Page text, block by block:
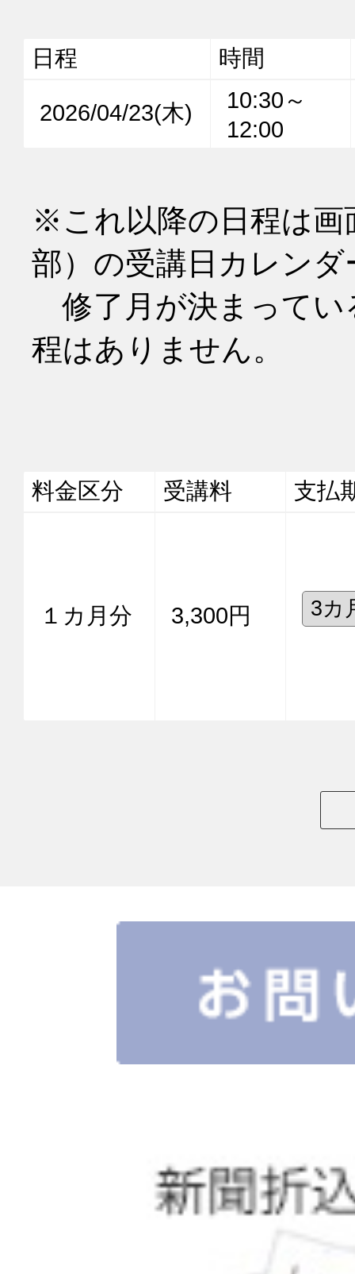
日程 時間
2026/04/23(木)
10:30～
12:00
※これ以降の日程は画
部）の受講日カレン
修了月が決まってい
程はありません。
料金区分 受講料 支払
１カ月分 3,300円